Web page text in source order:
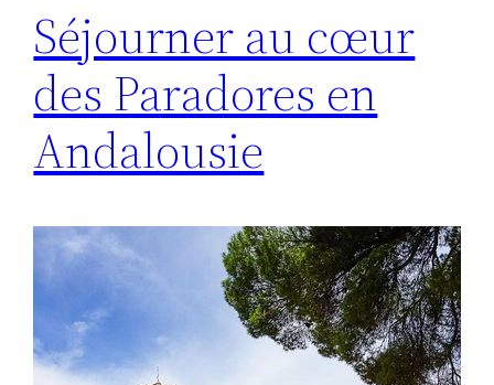
Séjourner au cœur
des Paradores en
Andalousie